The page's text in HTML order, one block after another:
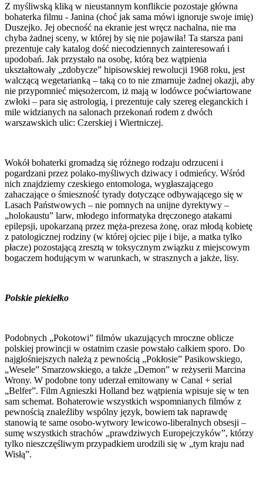
Z myśliwską kliką w nieustannym konflikcie pozostaje główna
bohaterka filmu - Janina (choć jak sama mówi ignoruje swoje imię)
Duszejko. Jej obecność na ekranie jest wręcz nachalna, nie ma
chyba żadnej sceny, w której by się nie pojawiła! Ta starsza pani
prezentuje cały katalog dość niecodziennych zainteresowań i
upodobań. Jak przystało na osobę, którą bez wątpienia
ukształtowały „zdobycze” hipisowskiej rewolucji 1968 roku, jest
walczącą wegetarianką – taką co to nie zmarnuje żadnej okazji, aby
nie przypomnieć mięsożercom, iż mają w lodówce poćwiartowane
zwłoki – para się astrologią, i prezentuje cały szereg eleganckich i
mile widzianych na salonach przekonań rodem z dwóch
warszawskich ulic: Czerskiej i Wiertniczej.
Wokół bohaterki gromadzą się różnego rodzaju odrzuceni i
pogardzani przez polako-myśliwych dziwacy i odmieńcy. Wśród
nich znajdziemy czeskiego entomologa, wygłaszającego
zahaczające o śmieszność tyrady dotyczące odbywającego się w
Lasach Państwowych – nie pomnych na unijne dyrektywy –
„holokaustu” larw, młodego informatyka dręczonego atakami
epilepsji, upokarzaną przez męża-prezesa żonę, oraz młodą kobietę
z patologicznej rodziny (w której ojciec pije i bije, a matka tylko
płacze) pozostającą zresztą w toksycznym związku z miejscowym
bogaczem hodującym w warunkach, w strasznych a jakże, lisy.
Polskie piekiełko
Podobnych „Pokotowi” filmów ukazujących mroczne oblicze
polskiej prowincji w ostatnim czasie powstało całkiem sporo. Do
najgłośniejszych należą z pewnością „Pokłosie” Pasikowskiego,
„Wesele” Smarzowskiego, a także „Demon” w reżyserii Marcina
Wrony. W podobne tony uderzał emitowany w Canal + serial
„Belfer”. Film Agnieszki Holland bez wątpienia wpisuje się w ten
sam schemat. Bohaterowie wszystkich wspomnianych filmów z
pewnością znaleźliby wspólny język, bowiem tak naprawdę
stanowią te same osobo-wytwory lewicowo-liberalnych obsesji –
sumę wszystkich strachów „prawdziwych Europejczyków”, którzy
tylko nieszczęśliwym przypadkiem urodzili się w „tym kraju nad
Wisłą”.